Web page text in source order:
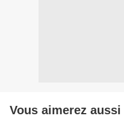
Vous aimerez aussi